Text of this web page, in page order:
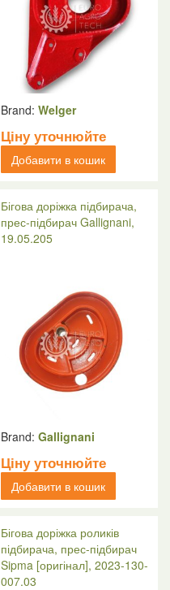
Brand: Welger
Ціну уточнюйте
Добавити в кошик
Бігова доріжка підбирача,
прес-підбирач Gallignani,
19.05.205
Brand: Gallignani
Ціну уточнюйте
Добавити в кошик
Бігова доріжка роликів
підбирача, прес-підбирач
Sipma [оригінал], 2023-130-
007.03